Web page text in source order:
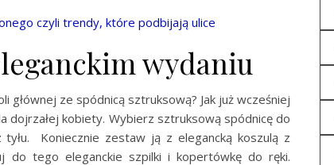
czyli trendy, które podbijają ulice
wydaniu
ze spódnicą sztruksową? Jak już wcześniej
dojrzałej kobiety. Wybierz sztruksową spódnicę do
Koniecznie zestaw ją z elegancką koszulą z
do tego eleganckie szpilki i kopertówkę do ręki.